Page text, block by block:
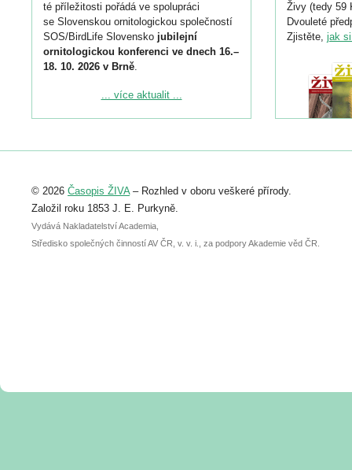
té příležitosti pořádá ve spolupráci
se Slovenskou ornitologickou společností
SOS/BirdLife Slovensko jubilejní
ornitologickou konferenci ve dnech 16.–
18. 10. 2026 v Brně.
Podrobnější informace ke konferenci
Registrovat se můžete do 6. září.
abstraktu přihlášené přednášky nebo
posteru je už 30. června.
... více aktualit ...
Živy (tedy 59
Dvouleté
Zjistěte, jak
© 2026 Časopis ŽIVA– Rozhled v oboru veškeré přírody.
Založil roku 1853 J. E. Purkyně.
Vydává Nakladatelství Academia,
Středisko společných činností AV ČR, v. v. i., za podpory Akademie věd ČR.